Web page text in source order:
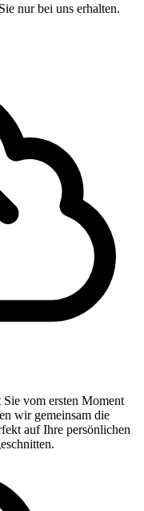
nur bei uns erhalten.
Sie vom ersten Moment
wir gemeinsam die
auf Ihre persönlichen